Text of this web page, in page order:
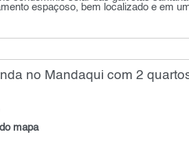
espaçoso, bem localizado e em
no Mandaqui com 2
mapa